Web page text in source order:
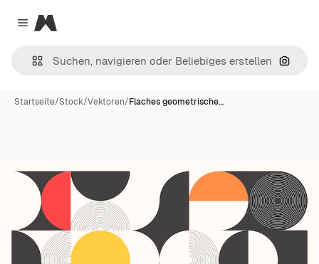
Close menu
Magnific
Nach
Startseite/Stock/Vektoren/Flaches geometrische…